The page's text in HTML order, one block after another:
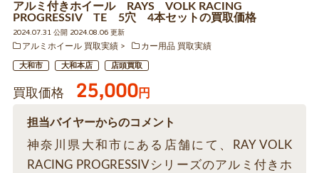
アルミ付きホイール RAYS VOLK RACING
PROGRESSIV TE 5穴 4本セットの買取価格
2024.07.31 公開 2024.08.06 更新
アルミホイール 買取実績
カー用品 買取実績
大和市 大和本店 店頭買取
買取価格 25,000円
担当バイヤーからのコメント
神奈川県大和市にある店舗にて、RAY VOLK
RACING PROGRESSIVシリーズのアルミ付きホ